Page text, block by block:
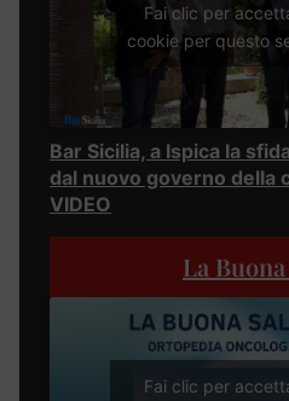
Fai clic per
cookie per questo
Bar Sicilia, a Ispica la
dal nuovo governo della
VIDEO
La
Fai clic per